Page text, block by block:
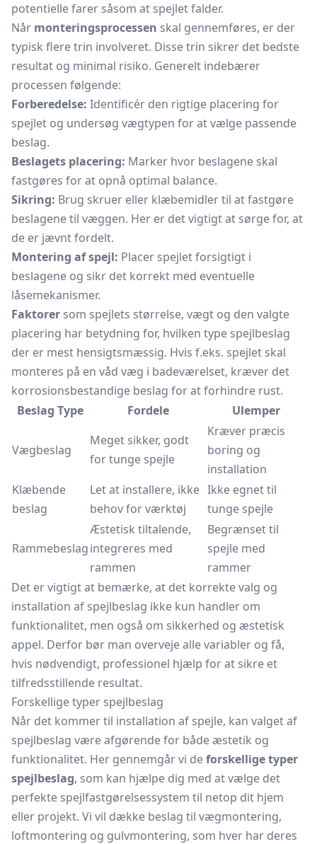
potentielle farer såsom at spejlet falder.
Når monteringsprocessen skal gennemføres, er der
typisk flere trin involveret. Disse trin sikrer det bedste
resultat og minimal risiko. Generelt indebærer
processen følgende:
Forberedelse: Identificér den rigtige placering for
spejlet og undersøg vægtypen for at vælge passende
beslag.
Beslagets placering: Marker hvor beslagene skal
fastgøres for at opnå optimal balance.
Sikring: Brug skruer eller klæbemidler til at fastgøre
beslagene til væggen. Her er det vigtigt at sørge for, at
de er jævnt fordelt.
Montering af spejl: Placer spejlet forsigtigt i
beslagene og sikr det korrekt med eventuelle
låsemekanismer.
Faktorer som spejlets størrelse, vægt og den valgte
placering har betydning for, hvilken type spejlbeslag
der er mest hensigtsmæssig. Hvis f.eks. spejlet skal
monteres på en våd væg i badeværelset, kræver det
korrosionsbestandige beslag for at forhindre rust.
Beslag Type
Fordele Ulemper
Vægbeslag
Meget sikker, godt
for tunge spejle
Kræver præcis
boring og
installation
Klæbende
beslag
Let at installere, ikke
behov for værktøj
Ikke egnet til
tunge spejle
Rammebeslag
Æstetisk tiltalende,
integreres med
rammen
Begrænset til
spejle med
rammer
Det er vigtigt at bemærke, at det korrekte valg og
installation af spejlbeslag ikke kun handler om
funktionalitet, men også om sikkerhed og æstetisk
appel. Derfor bør man overveje alle variabler og få,
hvis nødvendigt, professionel hjælp for at sikre et
tilfredsstillende resultat.
Forskellige typer spejlbeslag
Når det kommer til installation af spejle, kan valget af
spejlbeslag være afgørende for både æstetik og
funktionalitet. Her gennemgår vi deforskellige typer
spejlbeslag, som kan hjælpe dig med at vælge det
perfekte spejlfastgørelsessystem til netop dit hjem
eller projekt. Vi vil dække beslag til vægmontering,
loftmontering og gulvmontering, som hver har deres